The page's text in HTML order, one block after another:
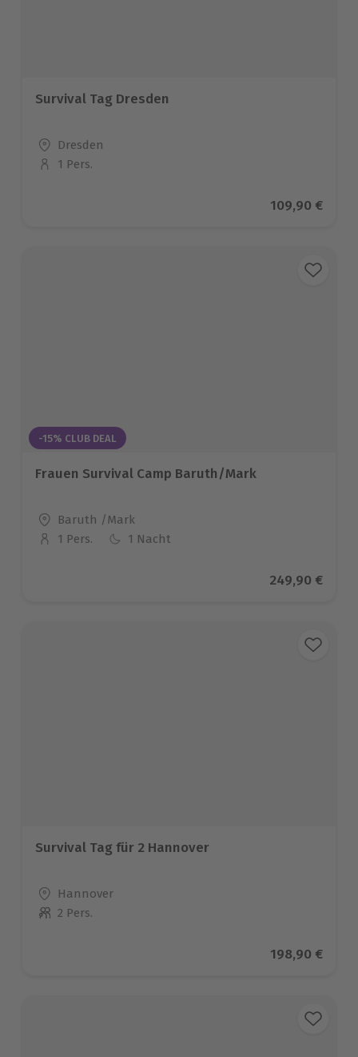
Survival Tag Dresden
Standort
Dresden
Anzahl der Teilnehmer
1 Pers.
Aktueller
109,90 €
-15% CLUB DEAL
Frauen Survival Camp Baruth/Mark
Standort
Baruth /Mark
Anzahl der Teilnehmer
1 Pers. 1 Nacht
Aktueller
249,90 €
Survival Tag für 2 Hannover
Standort
Hannover
Anzahl der Teilnehmer
2 Pers.
Aktueller
198,90 €